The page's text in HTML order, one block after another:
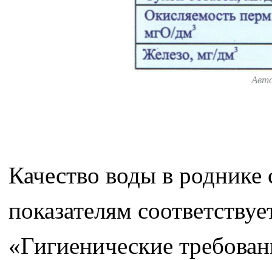
Качество воды в
показателям
«Гигиенические